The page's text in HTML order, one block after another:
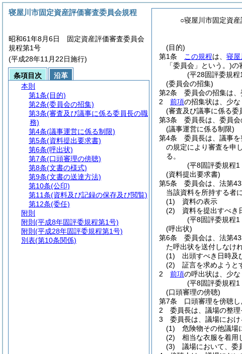
○寝屋川市固定資
(目的)
第1条
この規程は、 寝屋
「委員会」という。)の
(平28固評委規程
(委員会の招集)
第2条
委員会の招集は
2
前項の招集状は、少
(審査及び議事に係る委
第3条
委員長は、委員
(議事運営に係る制限)
第4条
委員長は、議事
の規定により審査を申
る。
(平8固評委規程1
(資料提出要求書)
第5条
委員会は、法第
当該資料を所持する者
(1)
資料の表示
(2)
資料を提出すべき
(平8固評委規程
(呼出状)
第6条
委員会は、法第
た呼出状を送付しなけ
(1)
出頭すべき日時及
(2)
証言を求めようと
2
前項の呼出状は、少
(平8固評委規程
(口頭審理の傍聴)
第7条
口頭審理を傍聴
2
委員長は、議場の整
3
委員長は、議場にお
(1)
危険物その他議場
(2)
相当な衣服を着用
(3)
議場において、委
寝屋川市固定資産評価審査委員会規程
昭和61年8月6日 固定資産評価審査委員会
規程第1号
(平成28年11月22日施行)
条項目次
沿革
本則
第1条(目的)
第2条(委員会の招集)
第3条(審査及び議事に係る委員長の職
務)
第4条(議事運営に係る制限)
第5条(資料提出要求書)
第6条(呼出状)
第7条(口頭審理の傍聴)
第8条(文書の様式)
第9条(文書の送達方法)
第10条(公印)
第11条(資料及び記録の保存及び閲覧)
第12条(委任)
附則
附則 (平成8年固評委規程第1号)
附則 (平成28年固評委規程第1号)
別表(第10条関係)